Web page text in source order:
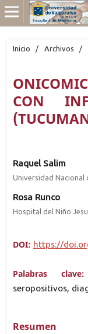
Inicio / Archivos /
CON
Raquel Salim
Universidad Nacional
Rosa Runco
Hospital del Niño
DOI: https://
Palabras
seropositivos,
Resumen